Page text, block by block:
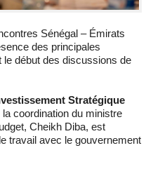
des principales
début des discussions de
Stratégique
coordination du ministre
Cheikh Diba, est
travail avec le gouvernement